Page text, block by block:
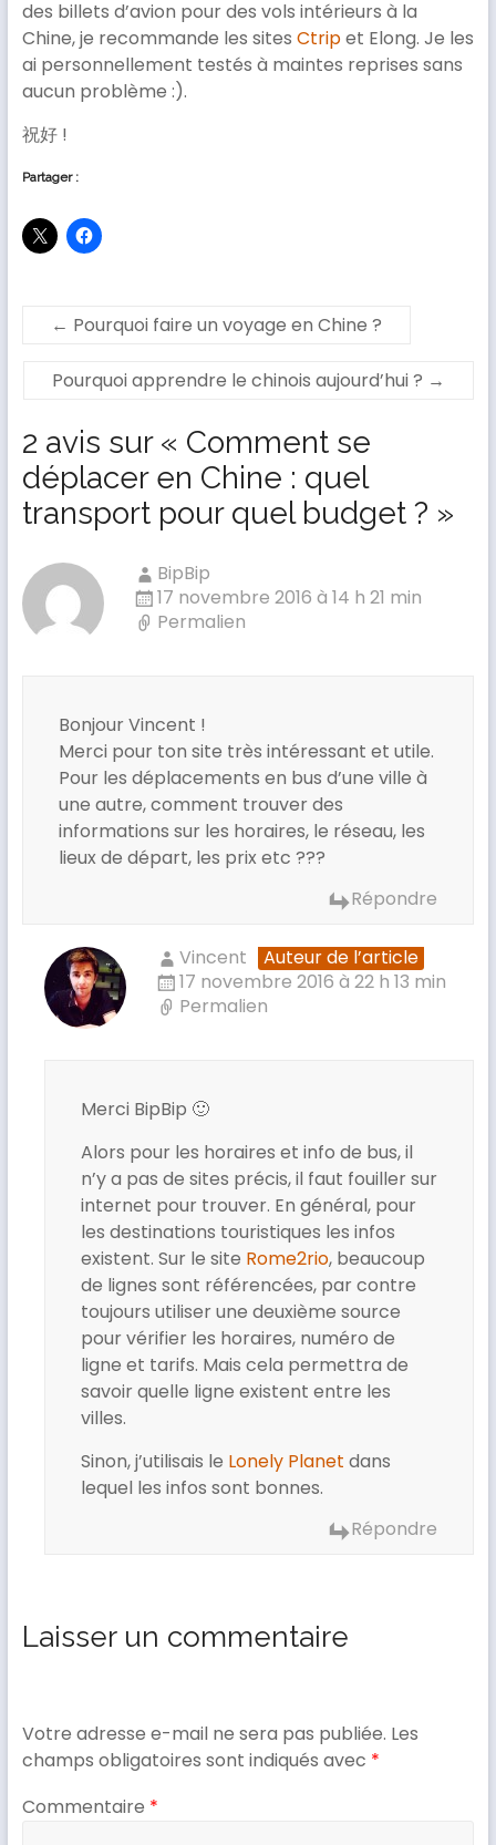
des billets d’avion pour des vols intérieurs à la
Chine, je recommande les sites Ctripet Elong. Je les
ai personnellement testés à maintes reprises sans
aucun problème :).
祝好 !
Partager :
← Pourquoi faire un voyage en Chine ?
Pourquoi apprendre le chinois aujourd’hui ? →
2 avis sur « Comment se
déplacer en Chine : quel
transport pour quel budget ? »
BipBip
17 novembre 2016 à 14 h 21 min
Permalien
Bonjour Vincent !
Merci pour ton site très intéressant et utile.
Pour les déplacements en bus d’une ville à
une autre, comment trouver des
informations sur les horaires, le réseau, les
lieux de départ, les prix etc ???
Répondre
Vincent
Auteur de l’article
17 novembre 2016 à 22 h 13 min
Permalien
Merci BipBip 🙂
Alors pour les horaires et info de bus, il
n’y a pas de sites précis, il faut fouiller sur
internet pour trouver. En général, pour
les destinations touristiques les infos
existent. Sur le site Rome2rio, beaucoup
de lignes sont référencées, par contre
toujours utiliser une deuxième source
pour vérifier les horaires, numéro de
ligne et tarifs. Mais cela permettra de
savoir quelle ligne existent entre les
villes.
Sinon, j’utilisais le Lonely Planet dans
lequel les infos sont bonnes.
Répondre
Laisser un commentaire
Votre adresse e-mail ne sera pas publiée. Les
champs obligatoires sont indiqués avec *
Commentaire *